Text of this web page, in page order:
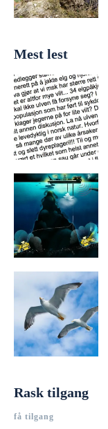
Mest lest
Rask tilgang
få tilgang